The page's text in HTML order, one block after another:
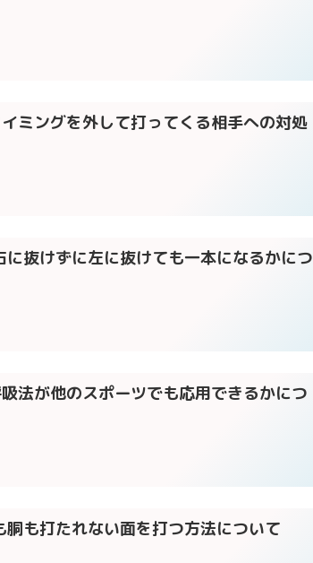
ミングを外して打ってくる相手への対処
抜けずに左に抜けても一本になるかにつ
法が他のスポーツでも応用できるかにつ
も打たれない面を打つ方法について